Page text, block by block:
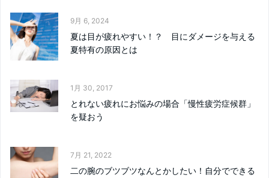
9月 6, 2024
夏は目が疲れやすい！？ 目にダメージを与える
夏特有の原因とは
1月 30, 2017
とれない疲れにお悩みの場合「慢性疲労症候群」
を疑おう
7月 21, 2022
二の腕のブツブツなんとかしたい！自分でできる